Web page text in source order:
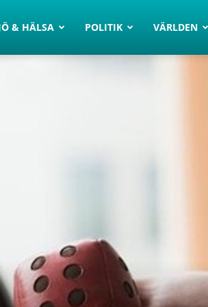
& HÄLSA POLITIK VÄRLDEN